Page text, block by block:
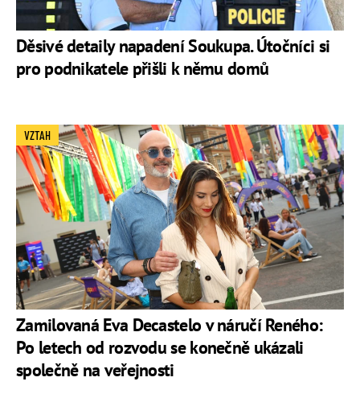
Děsivé detaily napadení Soukupa. Útočníci si
pro podnikatele přišli k němu domů
Zamilovaná Eva Decastelo v náručí Reného:
Po letech od rozvodu se konečně ukázali
společně na veřejnosti
VZTAH